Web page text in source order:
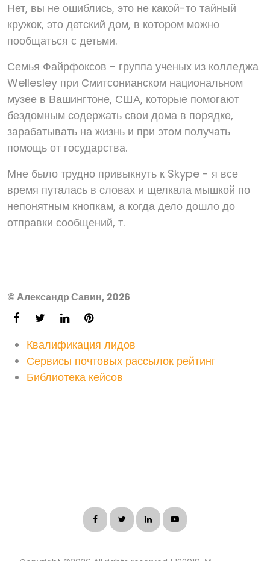
Нет, вы не ошиблись, это не какой-то тайный
кружок, это детский дом, в котором можно
пообщаться с детьми.
Семья Файрфоксов - группа ученых из колледжа
Wellesley при Смитсонианском национальном
музее в Вашингтоне, США, которые помогают
бездомным содержать свои дома в порядке,
зарабатывать на жизнь и при этом получать
помощь от государства.
Мне было трудно привыкнуть к Skype - я все
время путалась в словах и щелкала мышкой по
непонятным кнопкам, а когда дело дошло до
отправки сообщений, т.
© Александр Савин, 2026
Квалификация лидов
Сервисы почтовых рассылок рейтинг
Библиотека кейсов